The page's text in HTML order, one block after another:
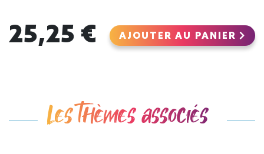
25,25 € AJOUTER AU PANIER
Les thèmes associés